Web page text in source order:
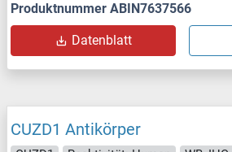
Produktnummer ABIN7637566
Datenblatt
CUZD1 Antikörper